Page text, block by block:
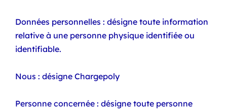
Données personnelles : désigne toute information
relative à une personne physique identifiée ou
identifiable.
Nous : désigne Chargepoly
Personne concernée : désigne toute personne